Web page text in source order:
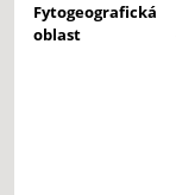
Fytogeografická
oblast